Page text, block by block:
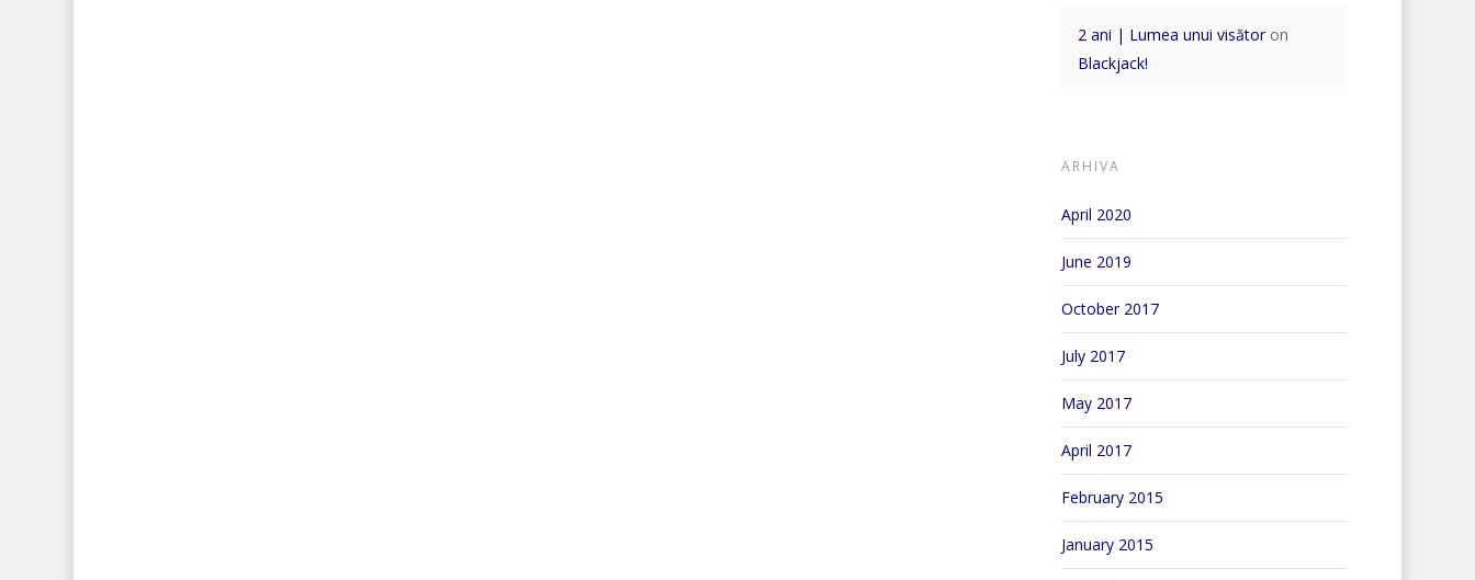
2 ani | Lumea unui visătoron
Blackjack!
ARHIVA
April 2020
June 2019
October 2017
July 2017
May 2017
April 2017
February 2015
January 2015